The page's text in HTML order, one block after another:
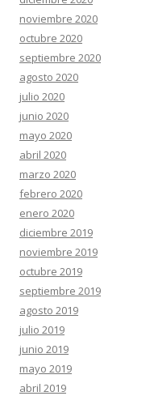
noviembre 2020
octubre 2020
septiembre 2020
agosto 2020
julio 2020
junio 2020
mayo 2020
abril 2020
marzo 2020
febrero 2020
enero 2020
diciembre 2019
noviembre 2019
octubre 2019
septiembre 2019
agosto 2019
julio 2019
junio 2019
mayo 2019
abril 2019